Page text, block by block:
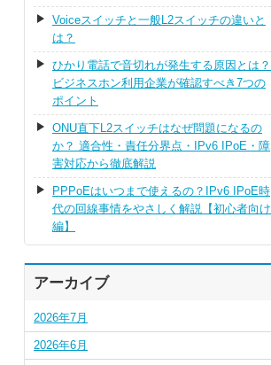
Voiceスイッチと一般L2スイッチの違いと
は？
ひかり電話で音切れが発生する原因とは？
ビジネスホン利用企業が確認すべき7つの
ポイント
ONU直下L2スイッチはなぜ問題になるの
か？ 適合性・責任分界点・IPv6 IPoE・障
害対応から徹底解説
PPPoEはいつまで使えるの？IPv6 IPoE時
代の回線事情をやさしく解説【初心者向け
編】
アーカイブ
2026年7月
2026年6月